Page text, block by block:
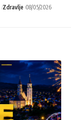
Zdravlje 08/05/2026